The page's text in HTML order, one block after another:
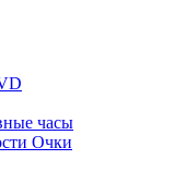
часы
Очки